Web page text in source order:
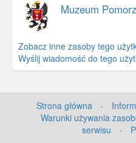
Muzeum
Zobacz inne zasoby tego
Wyślij wiadomość do tego
Strona główna ·
Warunki używania
serwisu
·